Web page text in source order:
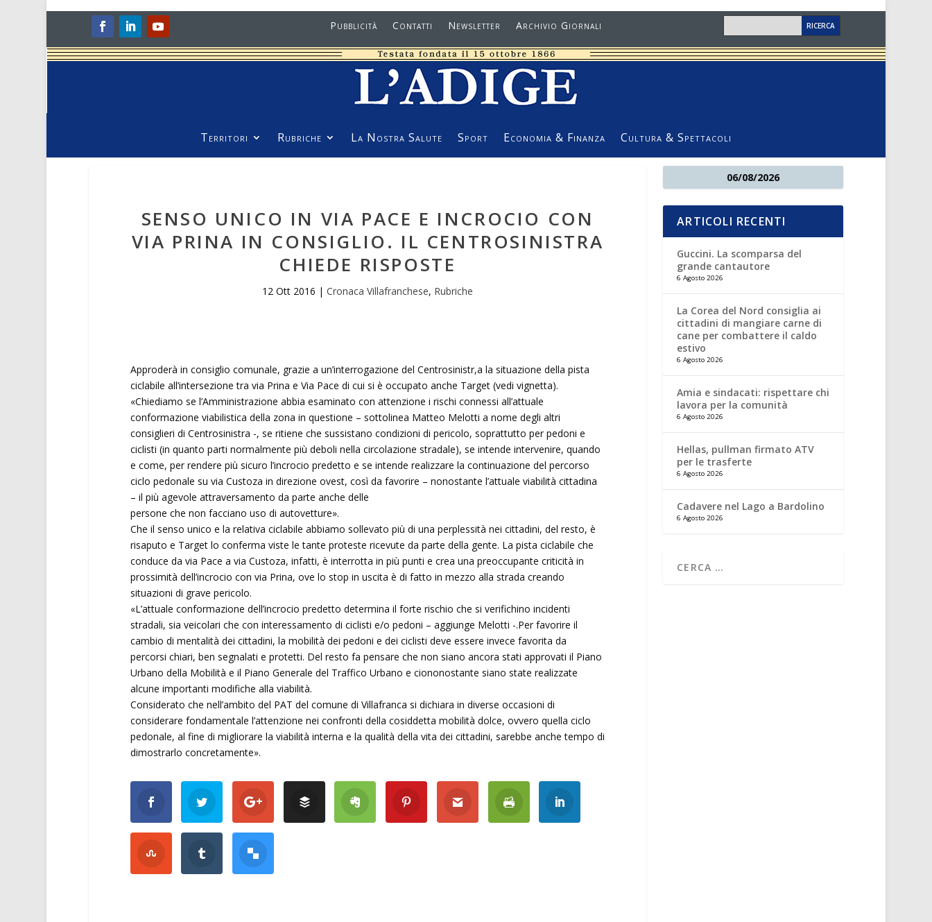
Pubblicità Contatti Newsletter Archivio Giornali
Territori Rubriche La Nostra Salute Sport Economia & Finanza Cultura & Spettacoli
SENSO UNICO IN VIA PACE E INCROCIO CON
VIA PRINA IN CONSIGLIO. IL CENTROSINISTRA
CHIEDE RISPOSTE
12 Ott 2016 | Cronaca Villafranchese, Rubriche
Approderà in consiglio comunale, grazie a un’interrogazione del Centrosinistr,a la situazione della pista
ciclabile all’intersezione tra via Prina e Via Pace di cui si è occupato anche Target (vedi vignetta).
«Chiediamo se l’Amministrazione abbia esaminato con attenzione i rischi connessi all’attuale
conformazione viabilistica della zona in questione – sottolinea Matteo Melotti a nome degli altri
consiglieri di Centrosinistra -, se ritiene che sussistano condizioni di pericolo, soprattutto per pedoni e
ciclisti (in quanto parti normalmente più deboli nella circolazione stradale), se intende intervenire, quando
e come, per rendere più sicuro l’incrocio predetto e se intende realizzare la continuazione del percorso
ciclo pedonale su via Custoza in direzione ovest, così da favorire – nonostante l’attuale viabilità cittadina
– il più agevole attraversamento da parte anche delle
persone che non facciano uso di autovetture».
Che il senso unico e la relativa ciclabile abbiamo sollevato più di una perplessità nei cittadini, del resto, è
risaputo e Target lo conferma viste le tante proteste ricevute da parte della gente. La pista ciclabile che
conduce da via Pace a via Custoza, infatti, è interrotta in più punti e crea una preoccupante criticità in
prossimità dell’incrocio con via Prina, ove lo stop in uscita è di fatto in mezzo alla strada creando
situazioni di grave pericolo.
«L’attuale conformazione dell’incrocio predetto determina il forte rischio che si verifichino incidenti
stradali, sia veicolari che con interessamento di ciclisti e/o pedoni – aggiunge Melotti -.Per favorire il
cambio di mentalità dei cittadini, la mobilità dei pedoni e dei ciclisti deve essere invece favorita da
percorsi chiari, ben segnalati e protetti. Del resto fa pensare che non siano ancora stati approvati il Piano
Urbano della Mobilità e il Piano Generale del Traffico Urbano e ciononostante siano state realizzate
alcune importanti modifiche alla viabilità.
Considerato che nell’ambito del PAT del comune di Villafranca si dichiara in diverse occasioni di
considerare fondamentale l’attenzione nei confronti della cosiddetta mobilità dolce, ovvero quella ciclo
pedonale, al fine di migliorare la viabilità interna e la qualità della vita dei cittadini, sarebbe anche tempo di
dimostrarlo concretamente».
06/08/2026
ARTICOLI RECENTI
Guccini. La scomparsa del
grande cantautore
6 Agosto 2026
La Corea del Nord consiglia ai
cittadini di mangiare carne di
cane per combattere il caldo
estivo
6 Agosto 2026
Amia e sindacati: rispettare chi
lavora per la comunità
6 Agosto 2026
Hellas, pullman firmato ATV
per le trasferte
6 Agosto 2026
Cadavere nel Lago a Bardolino
6 Agosto 2026